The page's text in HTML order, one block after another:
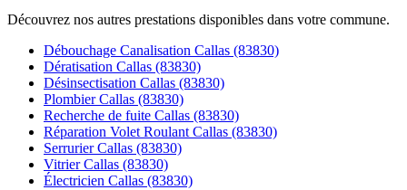
Découvrez nos autres prestations disponibles dans votre commune.
Débouchage Canalisation Callas (83830)
Dératisation Callas (83830)
Désinsectisation Callas (83830)
Plombier Callas (83830)
Recherche de fuite Callas (83830)
Réparation Volet Roulant Callas (83830)
Serrurier Callas (83830)
Vitrier Callas (83830)
Électricien Callas (83830)